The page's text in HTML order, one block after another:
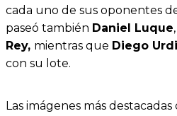
cada uno de sus oponentes
paseó también Daniel Luque
Rey, mientras que Diego
con su lote.
Las imágenes más